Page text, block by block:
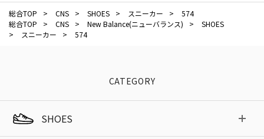
総合TOP > CNS > SHOES > スニーカー >
574
総合TOP
> CNS > New Balance(ニューバランス) >
SHOES
>
スニーカー > 574
CATEGORY
SHOES